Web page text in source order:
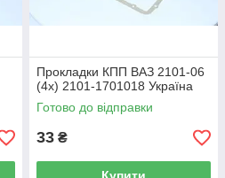
Прокладки КПП ВАЗ 2101-06
(4х) 2101-1701018 Україна
Готово до відправки
33 ₴